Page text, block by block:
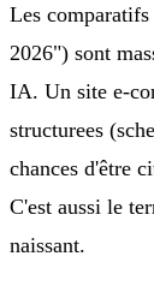
Les
2026") sont
IA. Un site e-
structurees
chances d'être
C'est aussi le
naissant.